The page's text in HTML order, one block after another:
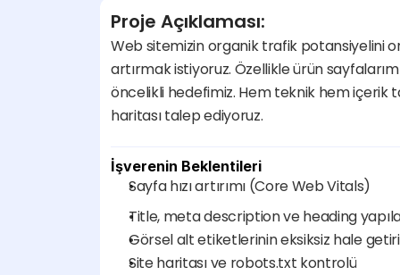
Jobtogo kimdir?
Fiyatlandırma
Nasıl çalışır?
Fiyatlandırma
Nasıl çalışır?
Ödeme Alma
Yasal uyumluluk nedir?
Ödeme Alma
Yasal uyumluluk nedir?
Proje Açıklaması:
Web sitemizin organik trafik potansiyelini
artırmak istiyoruz. Özellikle ürün
öncelikli hedefimiz. Hem teknik hem içerik
haritası talep ediyoruz.
İşverenin Beklentileri
Sayfa hızı artırımı (Core Web Vitals)
Title, meta description ve heading
Görsel alt etiketlerinin eksiksiz hale
Site haritası ve robots.txt kontrolü